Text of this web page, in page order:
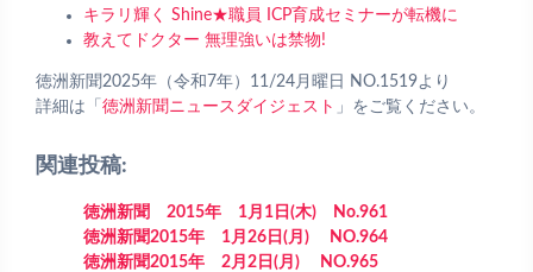
キラリ輝く Shine★職員 ICP育成セミナーが転機に
教えてドクター 無理強いは禁物!
徳洲新聞2025年（令和7年）11/24月曜日 NO.1519より
詳細は「 徳洲新聞ニュースダイジェスト 」をご覧ください。
関連投稿:
徳洲新聞 2015年 1月1日(木) No.961
徳洲新聞2015年 1月26日(月) NO.964
徳洲新聞2015年 2月2日(月) NO.965